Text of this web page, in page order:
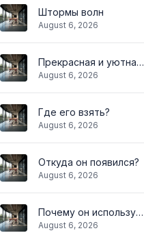
Штормы волн
August 6, 2026
Прекрасная и уютная квартира
August 6, 2026
Где его взять?
August 6, 2026
Откуда он появился?
August 6, 2026
Почему он используется?
August 6, 2026